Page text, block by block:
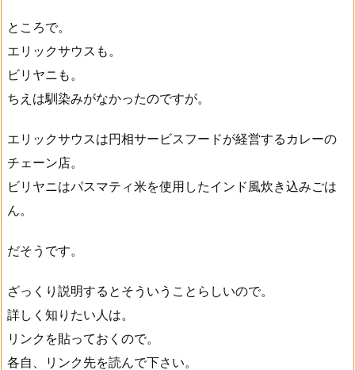
ところで。
エリックサウスも。
ビリヤニも。
ちえは馴染みがなかったのですが。
エリックサウスは円相サービスフードが経営するカレーの
チェーン店。
ビリヤニはパスマティ米を使用したインド風炊き込みごは
ん。
だそうです。
ざっくり説明するとそういうことらしいので。
詳しく知りたい人は。
リンクを貼っておくので。
各自、リンク先を読んで下さい。